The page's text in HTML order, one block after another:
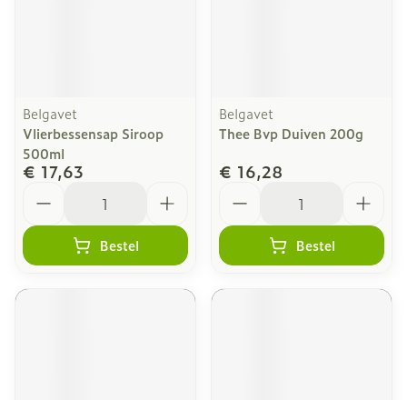
Belgavet
Vlierbessensap Siroop
500ml
€ 17,63
Bestel
Belgavet
Thee Bvp Duiven 200g
€ 16,28
Bestel